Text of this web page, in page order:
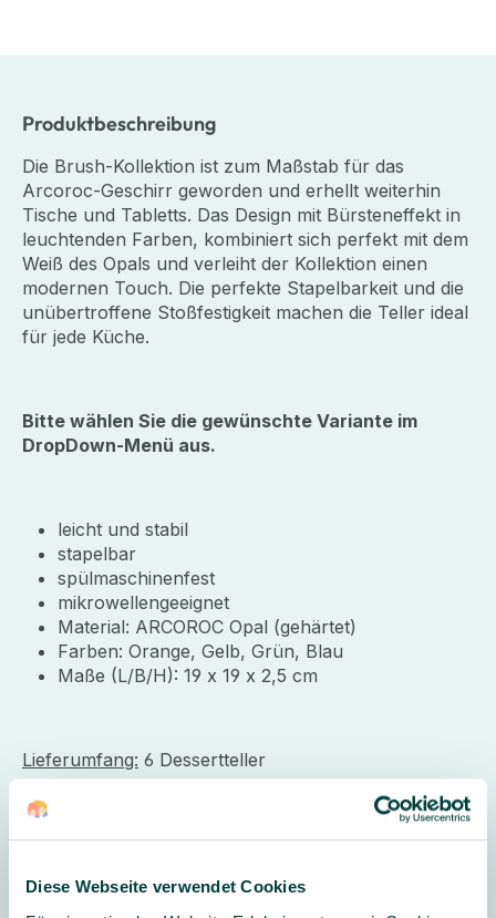
Diese Webseite verwendet Cookies
Produktbeschreibung
Die Brush-Kollektion ist zum Maßstab für das
Arcoroc-Geschirr geworden und erhellt weiterhin
Tische und Tabletts. Das Design mit Bürsteneffekt in
leuchtenden Farben, kombiniert sich perfekt mit dem
Weiß des Opals und verleiht der Kollektion einen
modernen Touch. Die perfekte Stapelbarkeit und die
unübertroffene Stoßfestigkeit machen die Teller ideal
für jede Küche.
Bitte wählen Sie die gewünschte Variante im
DropDown-Menü aus.
leicht und stabil
stapelbar
spülmaschinenfest
mikrowellengeeignet
Material: ARCOROC Opal (gehärtet)
Farben: Orange, Gelb, Grün, Blau
Maße (L/B/H): 19 x 19 x 2,5 cm
Lieferumfang: 6 Dessertteller
Hersteller